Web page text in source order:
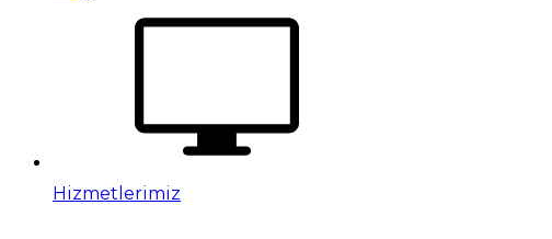
Hizmetlerimiz